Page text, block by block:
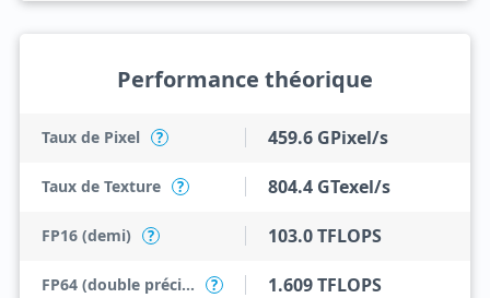
Performance théorique
Taux de Pixel ? 459.6 GPixel/s
Taux de Texture ? 804.4 GTexel/s
FP16 (demi) ? 103.0 TFLOPS
FP64 (double précision) ? 1.609 TFLOPS